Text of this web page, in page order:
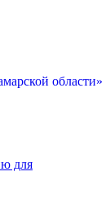
области»
для